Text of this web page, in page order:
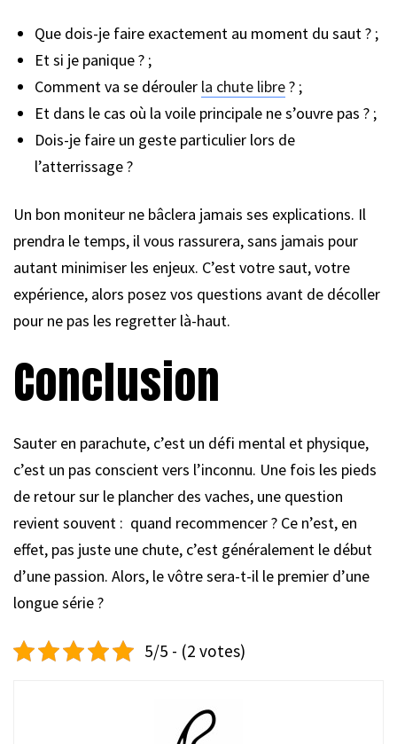
Que dois-je faire exactement au moment du saut ? ;
Et si je panique ? ;
Comment va se dérouler la chute libre? ;
Et dans le cas où la voile principale ne s’ouvre pas ? ;
Dois-je faire un geste particulier lors de
l’atterrissage ?
Un bon moniteur ne bâclera jamais ses explications. Il
prendra le temps, il vous rassurera, sans jamais pour
autant minimiser les enjeux. C’est votre saut, votre
expérience, alors posez vos questions avant de décoller
pour ne pas les regretter là-haut.
Conclusion
Sauter en parachute, c’est un défi mental et physique,
c’est un pas conscient vers l’inconnu. Une fois les pieds
de retour sur le plancher des vaches, une question
revient souvent : quand recommencer ? Ce n’est, en
effet, pas juste une chute, c’est généralement le début
d’une passion. Alors, le vôtre sera-t-il le premier d’une
longue série ?
5/5 - (2 votes)